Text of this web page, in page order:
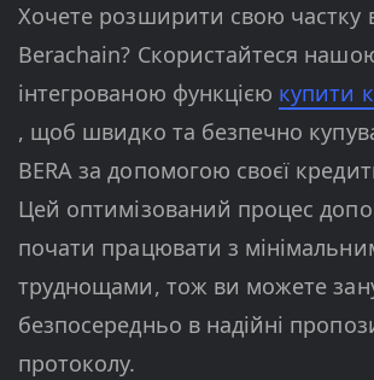
Хочете розширити свою частку
Berachain? Скористайтеся
інтегрованою функцією купити
, щоб швидко та безпечно
BERA за допомогою своєї
Цей оптимізований процес
почати працювати з
труднощами, тож ви можете
безпосередньо в надійні
протоколу.